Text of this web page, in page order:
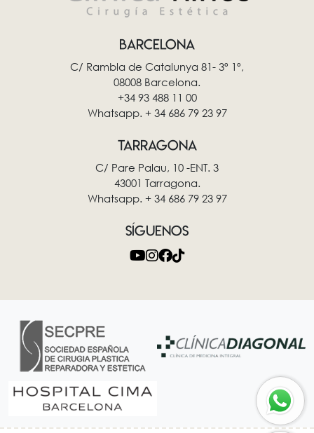
BARCELONA
C/ Rambla de Catalunya 81- 3º 1º,
08008 Barcelona.
+34 93 488 11 00
Whatsapp. + 34 686 79 23 97
TARRAGONA
C/ Pare Palau, 10 -ENT. 3
43001 Tarragona.
Whatsapp. + 34 686 79 23 97
SÍGUENOS